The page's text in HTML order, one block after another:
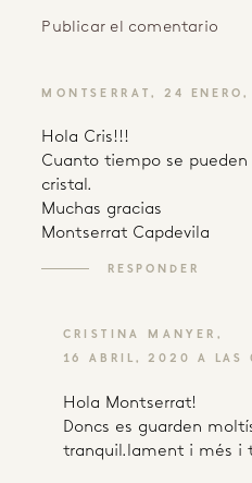
MONTSERRAT 24
Hola Cris!!!
Cuanto tiempo se
cristal.
Muchas gracias
Montserrat Capdevila
RESPONDER
CRISTINA MANYER
16 ABRIL, 2020 A LAS
Hola Montserrat!
Doncs es guarden
tranquil.lament i més i